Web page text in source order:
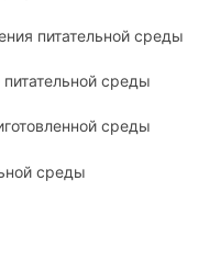
питательной среды
среды
среды
среды